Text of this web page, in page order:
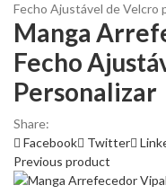
Fecho Ajustável de Velcro
Manga
Fecho
Personalizar
Share:
Facebook
Twitter
Previous product